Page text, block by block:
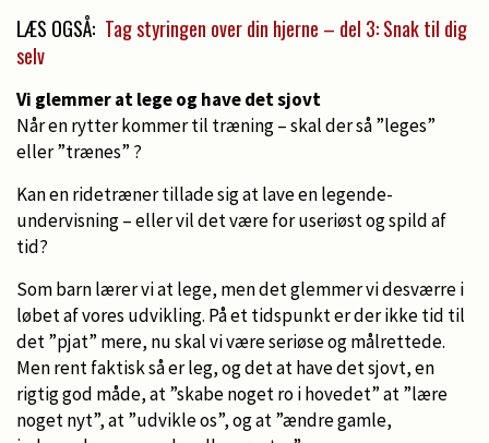
LÆS OGSÅ: Tag styringen over din hjerne – del 3: Snak til dig
selv
Vi glemmer at lege og have det sjovt
Når en rytter kommer til træning – skal der så ”leges”
eller ”trænes” ?
Kan en ridetræner tillade sig at lave en legende-
undervisning – eller vil det være for useriøst og spild af
tid?
Som barn lærer vi at lege, men det glemmer vi desværre i
løbet af vores udvikling. På et tidspunkt er der ikke tid til
det ”pjat” mere, nu skal vi være seriøse og målrettede.
Men rent faktisk så er leg, og det at have det sjovt, en
rigtig god måde, at ”skabe noget ro i hovedet” at ”lære
noget nyt”, at ”udvikle os”, og at ”ændre gamle,